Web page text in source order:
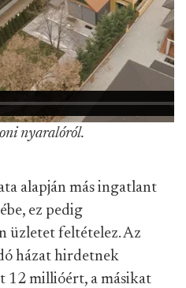
nyaralóról.
alapján más ingatlant
ez pedig
üzletet feltételez. Az
házat hirdetnek
12 millióért, a másikat